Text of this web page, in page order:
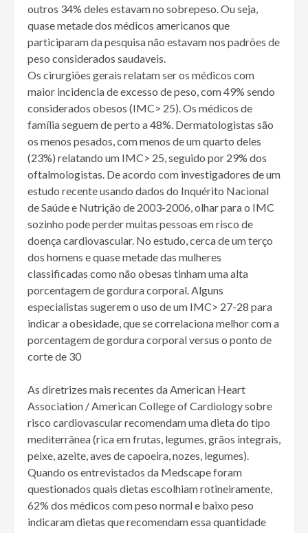
outros 34% deles estavam no sobrepeso. Ou seja,
quase metade dos médicos americanos que
participaram da pesquisa não estavam nos padrões de
peso considerados saudaveis.
Os cirurgiões gerais relatam ser os médicos com
maior incidencia de excesso de peso, com 49% sendo
considerados obesos (IMC> 25). Os médicos de
família seguem de perto a 48%. Dermatologistas são
os menos pesados, com menos de um quarto deles
(23%) relatando um IMC> 25, seguido por 29% dos
oftalmologistas. De acordo com investigadores de um
estudo recente usando dados do Inquérito Nacional
de Saúde e Nutrição de 2003-2006, olhar para o IMC
sozinho pode perder muitas pessoas em risco de
doença cardiovascular. No estudo, cerca de um terço
dos homens e quase metade das mulheres
classificadas como não obesas tinham uma alta
porcentagem de gordura corporal. Alguns
especialistas sugerem o uso de um IMC> 27-28 para
indicar a obesidade, que se correlaciona melhor com a
porcentagem de gordura corporal versus o ponto de
corte de 30
As diretrizes mais recentes da American Heart
Association / American College of Cardiology sobre
risco cardiovascular recomendam uma dieta do tipo
mediterrânea (rica em frutas, legumes, grãos integrais,
peixe, azeite, aves de capoeira, nozes, legumes).
Quando os entrevistados da Medscape foram
questionados quais dietas escolhiam rotineiramente,
62% dos médicos com peso normal e baixo peso
indicaram dietas que recomendam essa quantidade